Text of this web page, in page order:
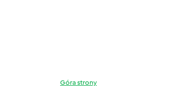
Góra strony